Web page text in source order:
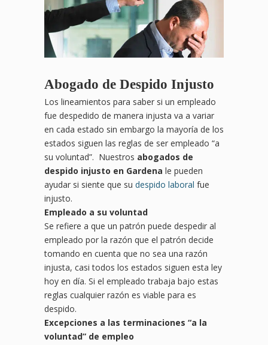
Abogado de Despido Injusto
Los lineamientos para saber si un empleado
fue despedido de manera injusta va a variar
en cada estado sin embargo la mayoría de los
estados siguen las reglas de ser empleado “a
su voluntad”. Nuestros abogados de
despido injusto en Gardena le pueden
ayudar si siente que su despido laboral fue
injusto.
Empleado a su voluntad
Se refiere a que un patrón puede despedir al
empleado por la razón que el patrón decide
tomando en cuenta que no sea una razón
injusta, casi todos los estados siguen esta ley
hoy en día. Si el empleado trabaja bajo estas
reglas cualquier razón es viable para es
despido.
Excepciones a las terminaciones “a la
voluntad” de empleo